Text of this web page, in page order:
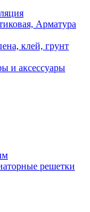
Арматура
клей, грунт
и аксессуары
решетки